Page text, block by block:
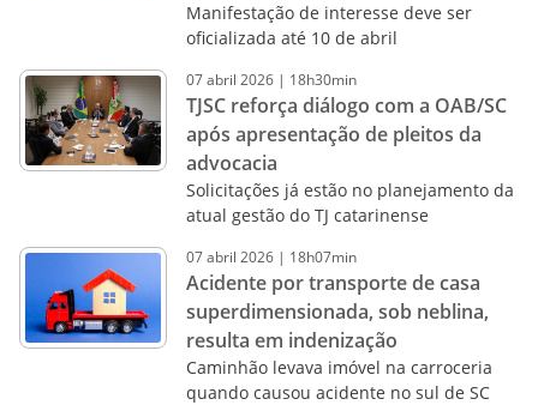
Manifestação de interesse deve ser
oficializada até 10 de abril
07abril 2026 | 18h30min
TJSC reforça diálogo com a OAB/SC
após apresentação de pleitos da
advocacia
Solicitações já estão no planejamento da
atual gestão do TJ catarinense
07abril 2026 | 18h07min
Acidente por transporte de casa
superdimensionada, sob neblina,
resulta em indenização
Caminhão levava imóvel na carroceria
quando causou acidente no sul de SC